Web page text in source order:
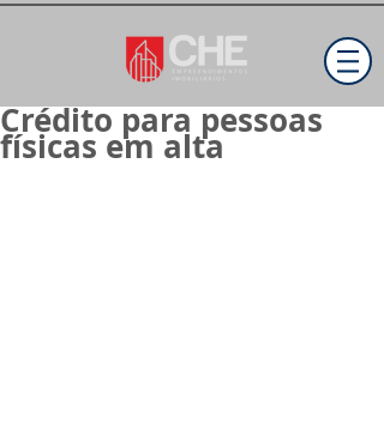
Crédito para pessoas
físicas em alta